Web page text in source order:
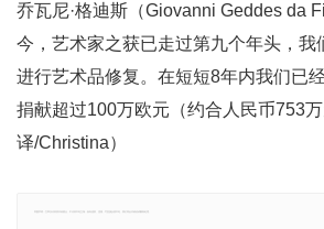
乔瓦尼·格迪斯（Giovanni Geddes da
今，艺术家之获已走过第九个年头，我
进行艺术品修复。在短短8年内我们已
捐献超过100万欧元（约合人民币753万
译/Christina）